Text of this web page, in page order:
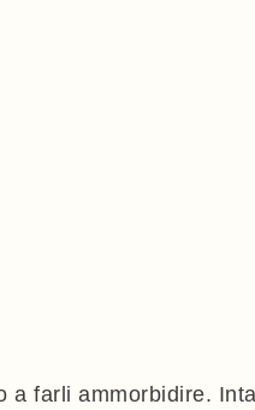
farli ammorbidire.